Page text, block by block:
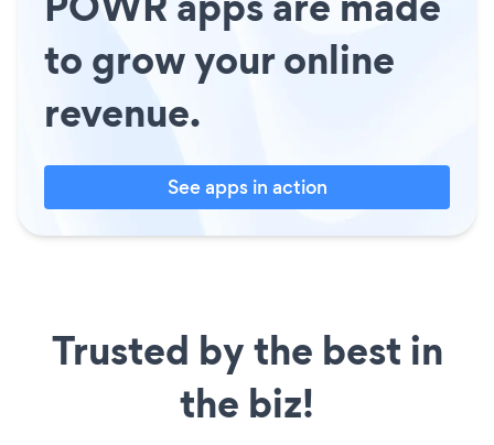
to grow your online
revenue.
See apps in action
Trusted by the best in
the biz!